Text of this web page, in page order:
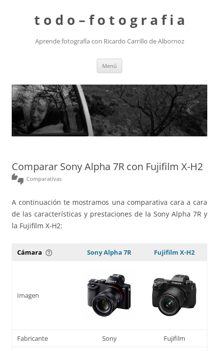
t o d o – f o t o g r a f i a
Aprende fotografía con Ricardo Carrillo de Albornoz
Menú
Comparar Sony Alpha 7R con Fujifilm X-H2
thumbs_up_down Comparativas
A continuación te mostramos una comparativa cara a cara
de las características y prestaciones de la Sony Alpha 7R y
la Fujifilm X-H2:
Cámara help_outline Sony Alpha 7R Fujifilm X-H2
Imagen
Fabricante Sony
Fujifilm